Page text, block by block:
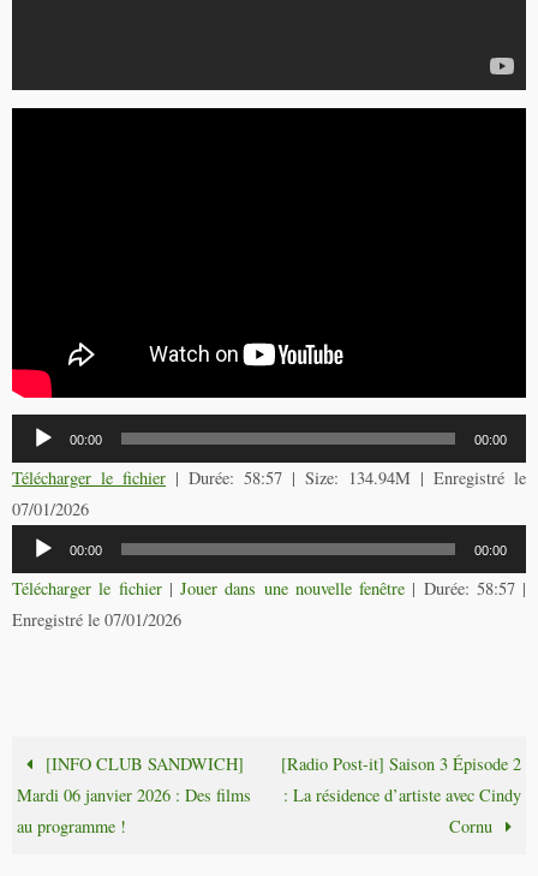
Lecteur
audio
00:00 00:00
Télécharger le fichier | Durée: 58:57 | Size: 134.94M | Enregistré le
07/01/2026
Lecteur
audio
00:00 00:00
Télécharger le fichier| Jouer dans une nouvelle fenêtre | Durée: 58:57|
Enregistré le 07/01/2026
[INFO CLUB SANDWICH]
Mardi 06 janvier 2026 : Des films
au programme !
[Radio Post-it] Saison 3 Épisode 2
: La résidence d’artiste avec Cindy
Cornu